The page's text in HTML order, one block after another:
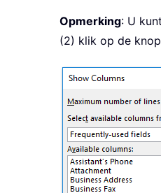
Opmerking: U
(2) klik op de